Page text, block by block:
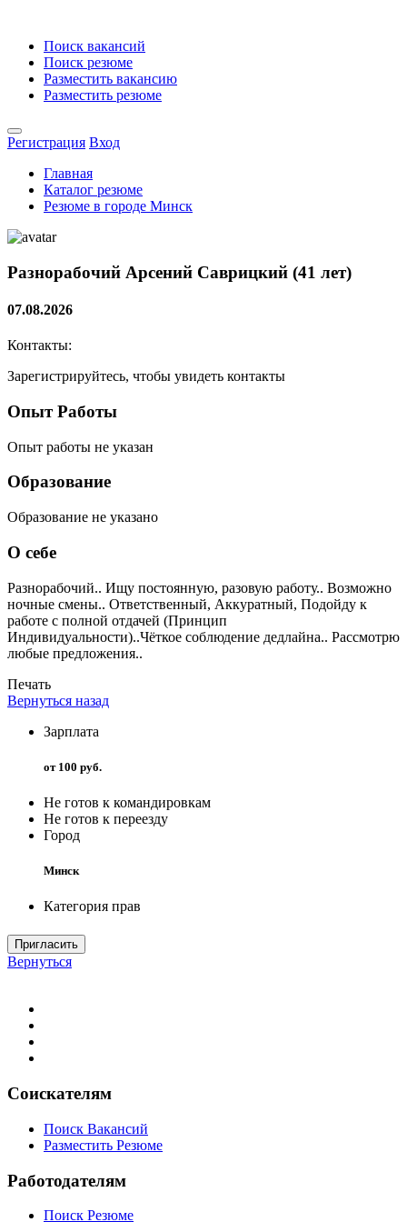
Поиск вакансий
Поиск резюме
Разместить вакансию
Разместить резюме
Регистрация Вход
Главная
Каталог резюме
Резюме в городе Минск
Разнорабочий Арсений Саврицкий (41 лет)
07.08.2026
Контакты:
Зарегистрируйтесь, чтобы увидеть контакты
Опыт Работы
Опыт работы не указан
Образование
Образование не указано
О себе
Разнорабочий.. Ищу постоянную, разовую работу.. Возможно
ночные смены.. Ответственный, Аккуратный, Подойду к
работе с полной отдачей (Принцип
Индивидуальности)..Чёткое соблюдение дедлайна.. Рассмотрю
любые предложения..
Печать
Вернуться назад
Зарплата
от 100 руб.
Не готов к командировкам
Не готов к переезду
Город
Минск
Категория прав
Пригласить
Вернуться
Соискателям
Поиск Вакансий
Разместить Резюме
Работодателям
Поиск Резюме